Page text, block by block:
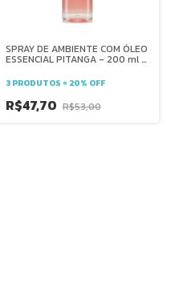
SPRAY DE AMBIENTE COM ÓLEO
ESSENCIAL PITANGA - 200 ml -
3 PRODUTOS = 20% OFF
R$47,70 R$53,00